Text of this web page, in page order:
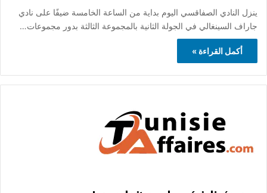
ينزل النادي الصفاقسي اليوم بداية من الساعة الخامسة ضيفًا على نادي
جاراف السينغالي في الجولة الثانية بالمجموعة الثالثة بدور مجموعات…
أكمل القراءة »